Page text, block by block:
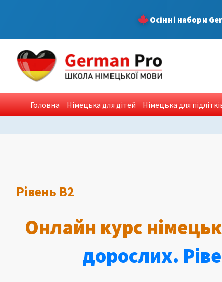
Осінні набори
Головна Німецька для дітей Німецька для
Рівень B2
Онлайн курс
дорослих.